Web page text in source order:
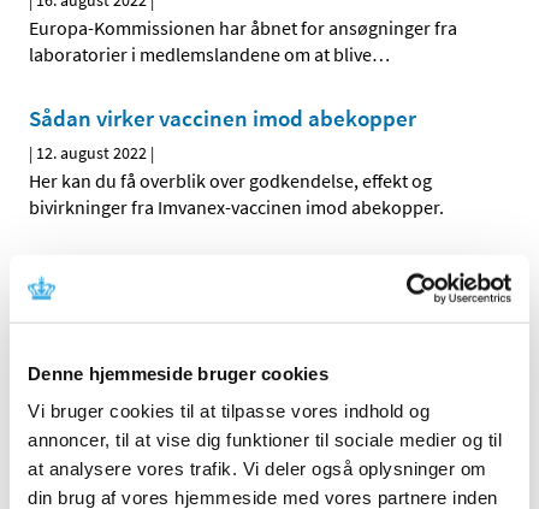
Denne hjemmeside bruger cookies
Vi bruger cookies til at tilpasse vores indhold og
annoncer, til at vise dig funktioner til sociale medier og til
at analysere vores trafik. Vi deler også oplysninger om
din brug af vores hjemmeside med vores partnere inden
Europa-Kommissionen har åbnet for ansøgninger fra
laboratorier i medlemslandene om at blive…
Sådan virker vaccinen imod abekopper
| 12. august 2022 |
Her kan du få overblik over godkendelse, effekt og
bivirkninger fra Imvanex-vaccinen imod abekopper.
Bevilling til at drive Jyderup Apotek
|12. august 2022
Alle (2506)
TID